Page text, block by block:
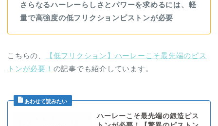
さらなるハーレーらしさとパワーを求めるには、軽
量で高強度の低フリクションピストンが必要
こちらの、
【低フリクション】ハーレーこそ最先端のピス
トンが必要！ の記事でも紹介しています。
ハーレーこそ最先端の鍛造ピス